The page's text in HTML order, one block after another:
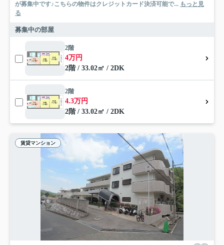
が募集中です♪こちらの物件はクレジットカード決済可能で... もっと見
る
募集中の部屋
2階
4万円
2階 / 33.02㎡ / 2DK
2階
4.3万円
2階 / 33.02㎡ / 2DK
賃貸マンション